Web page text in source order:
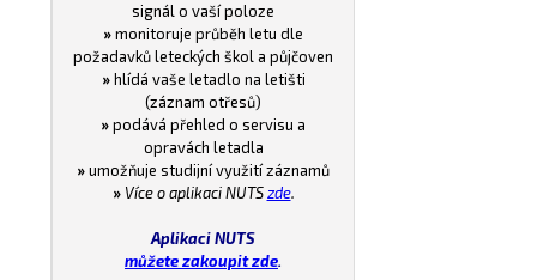
signál o vaší poloze
»monitoruje průběh letu dle
požadavků leteckých škol a půjčoven
»hlídá vaše letadlo na letišti
(záznam otřesů)
»podává přehled o servisu a
opravách letadla
»umožňuje studijní využití záznamů
»Více o aplikaci NUTSzde.
Aplikaci NUTS
můžete zakoupit zde.